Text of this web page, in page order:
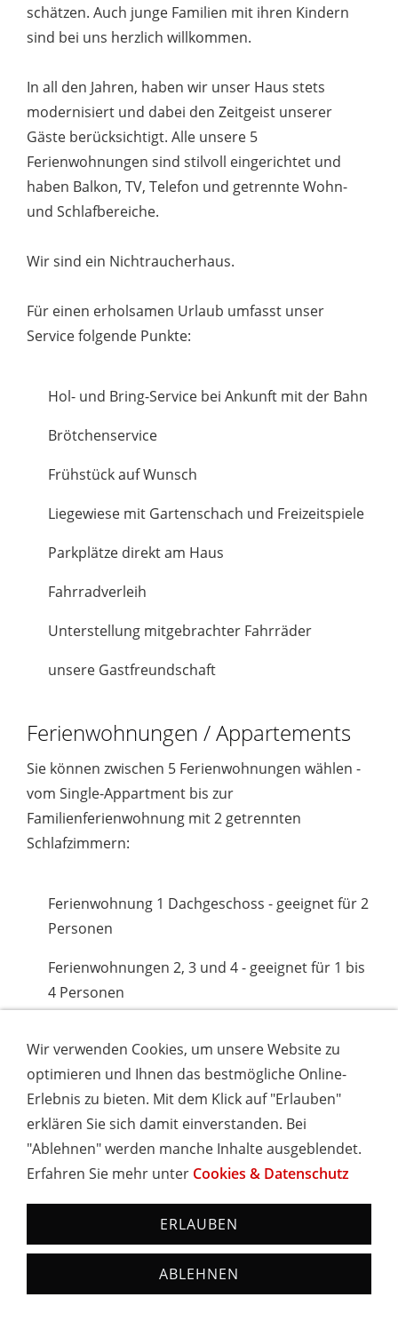
schätzen. Auch junge Familien mit ihren Kindern
sind bei uns herzlich willkommen.
In all den Jahren, haben wir unser Haus stets
modernisiert und dabei den Zeitgeist unserer
Gäste berücksichtigt. Alle unsere 5
Ferienwohnungen sind stilvoll eingerichtet und
haben Balkon, TV, Telefon und getrennte Wohn-
und Schlafbereiche.
Wir sind ein Nichtraucherhaus.
Für einen erholsamen Urlaub umfasst unser
Service folgende Punkte:
Hol- und Bring-Service bei Ankunft mit der Bahn
Brötchenservice
Frühstück auf Wunsch
Liegewiese mit Gartenschach und Freizeitspiele
Parkplätze direkt am Haus
Fahrradverleih
Unterstellung mitgebrachter Fahrräder
unsere Gastfreundschaft
Ferienwohnungen / Appartements
Sie können zwischen 5 Ferienwohnungen wählen -
vom Single-Appartment bis zur
Familienferienwohnung mit 2 getrennten
Schlafzimmern:
Ferienwohnung 1 Dachgeschoss - geeignet für 2
Personen
Ferienwohnungen 2, 3 und 4 - geeignet für 1 bis
4 Personen
DreiWeltenCard
Bei uns gibt's die DreiWelten-Card. Das bedeutet:
freie Fahrt und freier Eintritt – für über 100
Attraktionen. Darunter die Rheinfall-Schifffahrt, die
Therme Solemar in Bad Dürrheim, das Gloria-
Theater in Bad Säckingen und die Erlebniswelt der
Rothaus Brauerei. Jetzt buchen und ausgiebig
vorfreuen. Wir sehen uns in den DreiWelten
Wir verwenden Cookies, um unsere Website zu
optimieren und Ihnen das bestmögliche Online-
Erlebnis zu bieten. Mit dem Klick auf "Erlauben"
erklären Sie sich damit einverstanden. Bei
"Ablehnen" werden manche Inhalte ausgeblendet.
Erfahren Sie mehr unter Cookies & Datenschutz
ERLAUBEN
ABLEHNEN